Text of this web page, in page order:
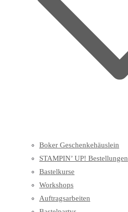
Boker Geschenkehäuslein
STAMPIN’ UP! Bestellungen
Bastelkurse
Workshops
Auftragsarbeiten